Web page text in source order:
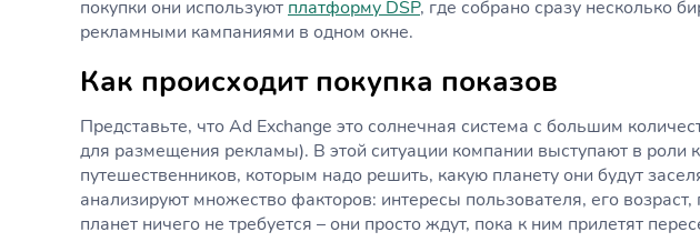
покупки они используют платформу DSP, где собрано сразу несколько
рекламными кампаниями в одном окне.
Как происходит покупка показов
Представьте, что Ad Exchange это солнечная система с большим
для размещения рекламы). В этой ситуации компании выступают в роли
путешественников, которым надо решить, какую планету они будут
анализируют множество факторов: интересы пользователя, его
планет ничего не требуется – они просто ждут, пока к ним прилетят